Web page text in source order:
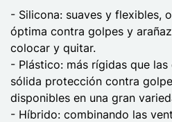
- Silicona: suaves y flexibles,
óptima contra golpes y
colocar y quitar.
- Plástico: más rígidas que
sólida protección contra
disponibles en una gran
- Híbrido: combinando las